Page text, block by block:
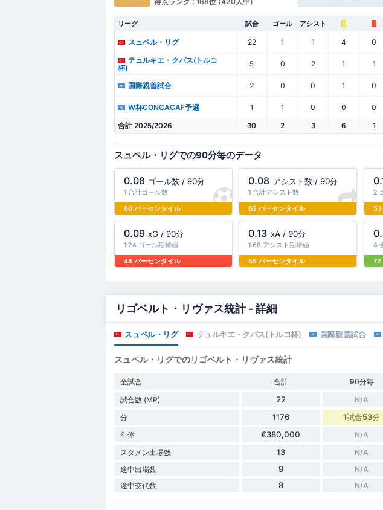
リーグ 試合 ゴール アシスト
スュペル・リグ 22 1 1 4 0
テュルキエ・クパス(トルコ
杯)
5 0 2 1 1
国際親善試合 2 0 0 1 0
W杯CONCACAF予選 1 1 0 0 0
合計 2025/2026 30 2 3 6 1
スュペル・リグでの90分毎のデータ
0.08 ゴール数 / 90分
1 合計ゴール数
60 パーセンタイル
0.08 アシスト数 / 90分
1 合計アシスト数
62 パーセンタイル
2
53
0.09 xG / 90分
1.24 ゴール期待値
48 パーセンタイル
0.13 xA / 90分
1.68 アシスト期待値
55 パーセンタイル
4
72
リゴベルト・リヴァス統計 - 詳細
スュペル・リグ テュルキエ・クパス(トルコ杯) 国際親善試合
スュペル・リグでのリゴベルト・リヴァス統計
全試合 合計 90分毎
試合数 (MP)
22 N/A
分 1176 1試合53分
年俸 €380,000 N/A
スタメン出場数 13 N/A
途中出場数 9 N/A
途中交代数 8 N/A